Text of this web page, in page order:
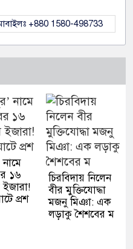
+880 1580-498733
১৬
প্রশ
চিরবিদায় নিলেন
বীর মুক্তিযোদ্ধা
মজনু মিঞা: এক
লড়াকু শৈশবের ম